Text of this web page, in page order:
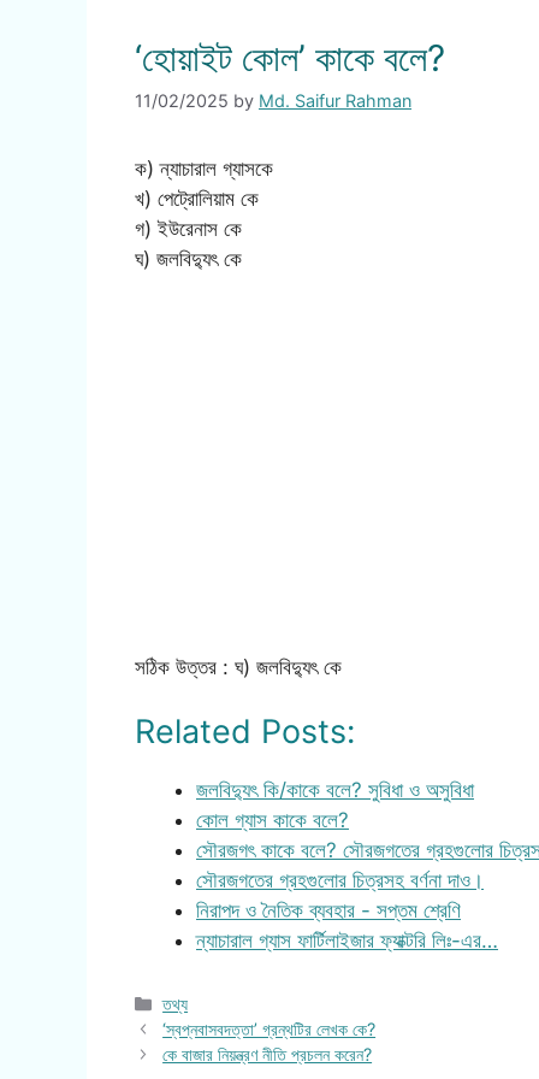
‘হোয়াইট কোল’ কাকে বলে?
11/02/2025 by Md. Saifur Rahman
ক) ন্যাচারাল গ্যাসকে
খ) পেট্রোলিয়াম কে
গ) ইউরেনাস কে
ঘ) জলবিদ্যুৎ কে
সঠিক উত্তর : ঘ) জলবিদ্যুৎ কে
Related Posts:
জলবিদ্যুৎ কি/কাকে বলে? সুবিধা ও অসুবিধা
কোল গ্যাস কাকে বলে?
সৌরজগৎ কাকে বলে? সৌরজগতের গ্রহগুলোর
সৌরজগতের গ্রহগুলোর চিত্রসহ বর্ণনা দাও।
নিরাপদ ও নৈতিক ব্যবহার - সপ্তম শ্রেণি
ন্যাচারাল গ্যাস ফার্টিলাইজার ফ্যাক্টরি লিঃ-এর…
Categories
তথ্য
‘স্বপ্নবাসবদত্তা’ গ্রন্থটির লেখক কে?
কে বাজার নিয়ন্ত্রণ নীতি প্রচলন করেন?